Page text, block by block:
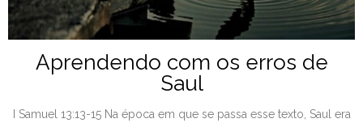
Aprendendo com os erros de
Saul
I Samuel 13:13-15 Na época em que se passa esse texto, Saul era